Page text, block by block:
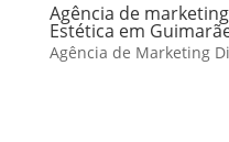
Agência de
Estética em
Agência de Marketing